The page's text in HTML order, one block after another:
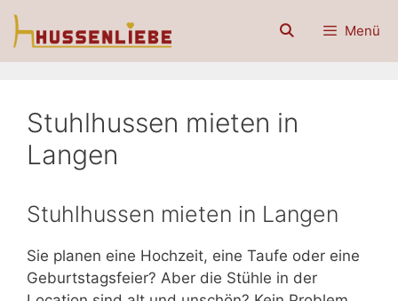
Zum
Inhalt
Menü
Stuhlhussen mieten in
Langen
Stuhlhussen mieten in Langen
Sie planen eine Hochzeit, eine Taufe oder eine
Geburtstagsfeier? Aber die Stühle in der